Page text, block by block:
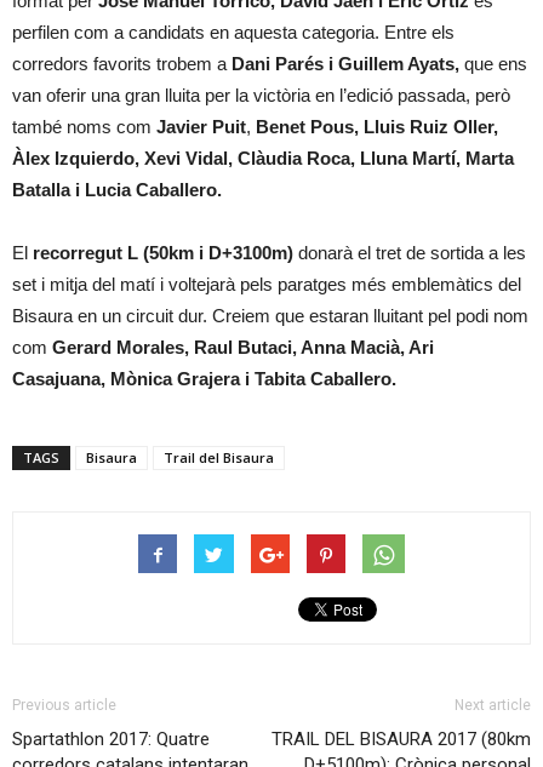
perfilen com a candidats en aquesta categoria. Entre els
corredors favorits trobem a Dani Parés i Guillem Ayats, que ens
van oferir una gran lluita per la victòria en l’edició passada, però
també noms com Javier Puit, Benet Pous, Lluis Ruiz Oller,
Àlex Izquierdo, Xevi Vidal, Clàudia Roca, Lluna Martí, Marta
Batalla i Lucia Caballero.
El recorregut L (50km i D+3100m) donarà el tret de sortida a les
set i mitja del matí i voltejarà pels paratges més emblemàtics del
Bisaura en un circuit dur. Creiem que estaran lluitant pel podi nom
com Gerard Morales, Raul Butaci, Anna Macià, Ari
Casajuana, Mònica Grajera i Tabita Caballero.
TAGS Bisaura Trail del Bisaura
Previous article
Spartathlon 2017: Quatre
Next article
TRAIL DEL BISAURA 2017 (80km